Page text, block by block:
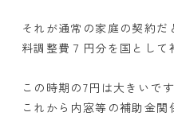
それが通常の家庭の契約
料調整費７円分を国とし
この時期の7円は大きいで
これから内窓等の補助金